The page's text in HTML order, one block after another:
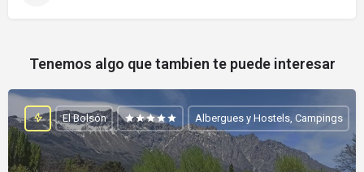
Tenemos algo que tambien te puede interesar
El Bolsón Albergues y Hostels, Campings